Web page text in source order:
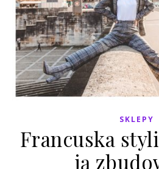
SKLEPY
Francuska
ją